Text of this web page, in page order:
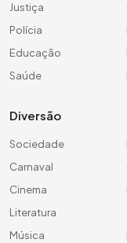
Justiça
Polícia
Educação
Saúde
Diversão
Sociedade
Carnaval
Cinema
Literatura
Música